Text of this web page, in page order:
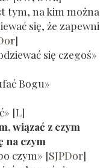
tym, na kim można
się, że zapewni
]
się czegoś»
Bogu»
[L]
wiązać z czym
na czym
czym» [SJPDor]